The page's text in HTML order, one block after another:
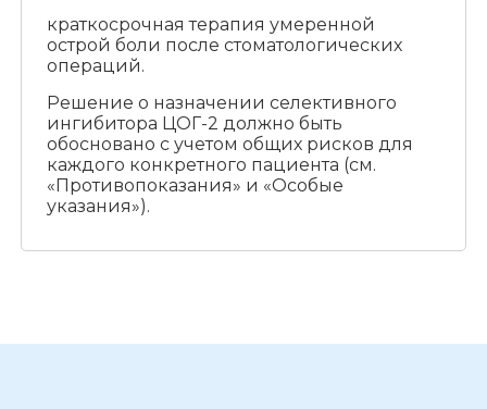
краткосрочная терапия умеренной
острой боли после стоматологических
операций.
Решение о назначении селективного
ингибитора ЦОГ-2 должно быть
обосновано с учетом общих рисков для
каждого конкретного пациента (см.
«Противопоказания» и «Особые
указания»).